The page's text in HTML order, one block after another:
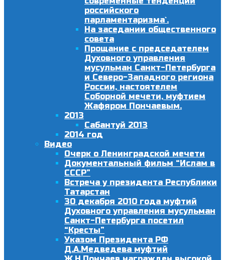
российского
парламентаризма`.
На заседании общественного
совета
Прощание с председателем
Духовного управления
мусульман Санкт-Петербурга
и Северо-Западного региона
России, настоятелем
Соборной мечети, муфтием
Жафяром Пончаевым.
2013
Сабантуй 2013
2014 год
Видео
Очерк о Ленинградской мечети
Документальный фильм “Ислам в
СССР”
Встреча у президента Республики
Татарстан
30 декабря 2010 года муфтий
Духовного управления мусульман
Санкт-Петербурга посетил
“Кресты”
Указом Президента РФ
Д.А.Медведева муфтий